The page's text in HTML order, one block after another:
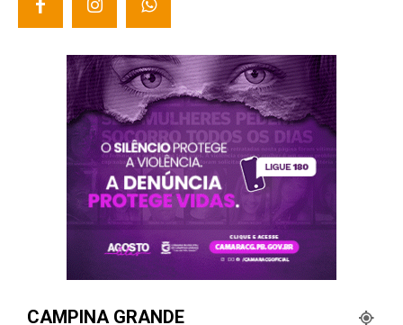
CAMPINA GRANDE